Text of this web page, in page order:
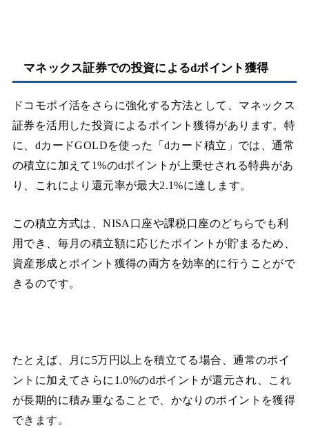
マネックス証券での投資によるdポイント獲得
ドコモポイ活をさらに強化する方法として、マネックス
証券を活用した投資によるポイント獲得があります。特
に、dカードGOLDを使った「dカード積立」では、通常
の積立に加えて1%のdポイントが上乗せされる特典があ
り、これにより還元率が最大2.1%に達します。
この積立方式は、NISA口座や課税口座のどちらでも利
用でき、毎月の積立額に応じたポイントが貯まるため、
資産形成とポイント獲得の両方を効率的に行うことがで
きるのです。
たとえば、月に5万円以上を積立てる場合、通常のポイ
ントに加えてさらに1.0%のdポイントが還元され、これ
が長期的に積み重なることで、かなりのポイントを獲得
できます。